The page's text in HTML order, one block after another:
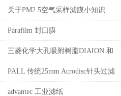
桃子视频最新免费高清
关于PM2.5空气采样滤膜小知识
——来自用户的声音
Parafilm 封口膜
三菱化学大孔吸附树脂DIAION 和
SEPABEADS 上海桃子视频最新免
费高清科学
PALL 传统25mm Acrodisc针头过滤
器 上海桃子视频最新免费高清科学
advantec 工业滤纸